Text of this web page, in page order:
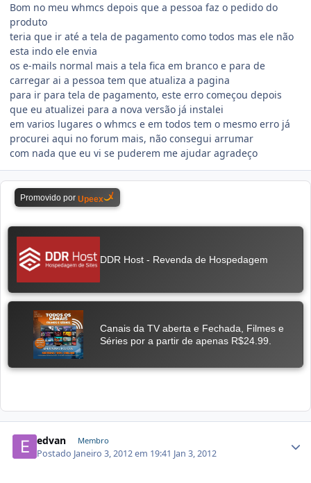
Bom no meu whmcs depois que a pessoa faz o pedido do
produto
teria que ir até a tela de pagamento como todos mas ele não
esta indo ele envia
os e-mails normal mais a tela fica em branco e para de
carregar ai a pessoa tem que atualiza a pagina
para ir para tela de pagamento, este erro começou depois
que eu atualizei para a nova versão já instalei
em varios lugares o whmcs e em todos tem o mesmo erro já
procurei aqui no forum mais, não consegui arrumar
com nada que eu vi se puderem me ajudar agradeço
edvan Membro
Postado Janeiro 3, 2012 em 19:41 Jan 3, 2012